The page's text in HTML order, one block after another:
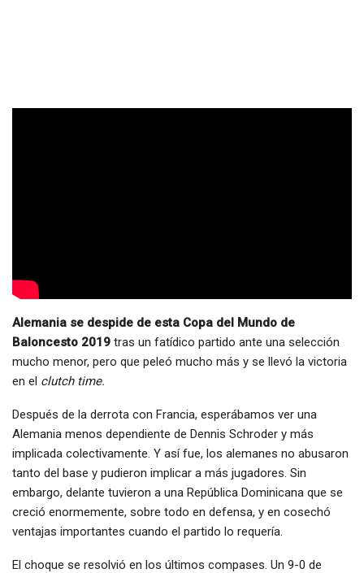
Alemania se despide de esta Copa del Mundo de
Baloncesto 2019 tras un fatídico partido ante una selección
mucho menor, pero que peleó mucho más y se llevó la victoria
en el clutch time.
Después de la derrota con Francia, esperábamos ver una
Alemania menos dependiente de Dennis Schroder y más
implicada colectivamente. Y así fue, los alemanes no abusaron
tanto del base y pudieron implicar a más jugadores. Sin
embargo, delante tuvieron a una República Dominicana que se
creció enormemente, sobre todo en defensa, y en cosechó
ventajas importantes cuando el partido lo requería.
El choque se resolvió en los últimos compases. Un 9-0 de